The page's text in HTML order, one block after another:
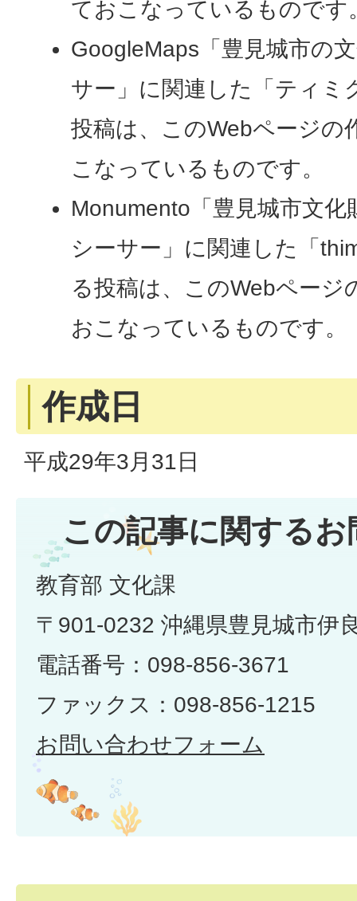
ておこなっているものです
GoogleMaps「豊見城市の
サー」に関連した「ティミ
投稿は、このWebページの
こなっているものです。
Monumento「豊見城市文化
シーサー」に関連した「
る投稿は、このWebページ
おこなっているものです。
作成日
平成29年3月31日
この記事に関する
教育部 文化課
〒901-0232 沖縄県豊見城市伊
電話番号：098-856-3671
ファックス：098-856-1215
お問い合わせフォーム